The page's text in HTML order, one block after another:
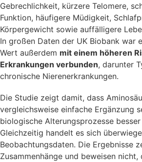
Gebrechlichkeit, kürzere Telomere,
Funktion, häufigere Müdigkeit,
Körpergewicht sowie auffälligere
In großen Daten der UK Biobank war
Wert außerdem mit einem höheren
Erkrankungen verbunden, darunter
chronische Nierenerkrankungen.
Die Studie zeigt damit, dass
vergleichsweise einfache Ergänzung
biologische Alterungsprozesse
Gleichzeitig handelt es sich
Beobachtungsdaten. Die Ergebnisse
Zusammenhänge und beweisen